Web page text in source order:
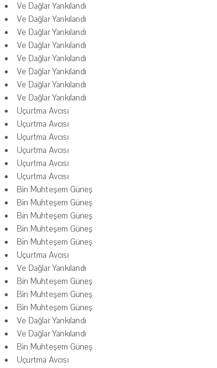
Ve Dağlar Yankılandı
Ve Dağlar Yankılandı
Ve Dağlar Yankılandı
Ve Dağlar Yankılandı
Ve Dağlar Yankılandı
Ve Dağlar Yankılandı
Ve Dağlar Yankılandı
Ve Dağlar Yankılandı
Uçurtma Avcısı
Uçurtma Avcısı
Uçurtma Avcısı
Uçurtma Avcısı
Uçurtma Avcısı
Uçurtma Avcısı
Bin Muhteşem Güneş
Bin Muhteşem Güneş
Bin Muhteşem Güneş
Bin Muhteşem Güneş
Bin Muhteşem Güneş
Uçurtma Avcısı
Ve Dağlar Yankılandı
Bin Muhteşem Güneş
Bin Muhteşem Güneş
Bin Muhteşem Güneş
Ve Dağlar Yankılandı
Ve Dağlar Yankılandı
Bin Muhteşem Güneş
Uçurtma Avcısı